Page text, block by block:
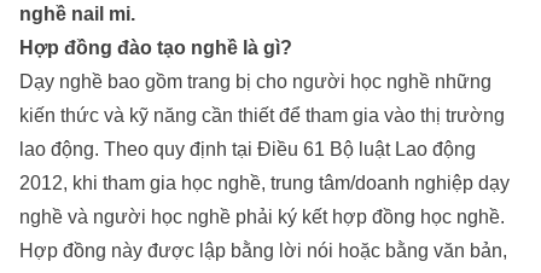
nghề nail mi.
Hợp đồng đào tạo nghề là gì?
Dạy nghề bao gồm trang bị cho người học nghề những
kiến ​​thức và kỹ năng cần thiết để tham gia vào thị trường
lao động. Theo quy định tại Điều 61 Bộ luật Lao động
2012, khi tham gia học nghề, trung tâm/doanh nghiệp dạy
nghề và người học nghề phải ký kết hợp đồng học nghề.
Hợp đồng này được lập bằng lời nói hoặc bằng văn bản,